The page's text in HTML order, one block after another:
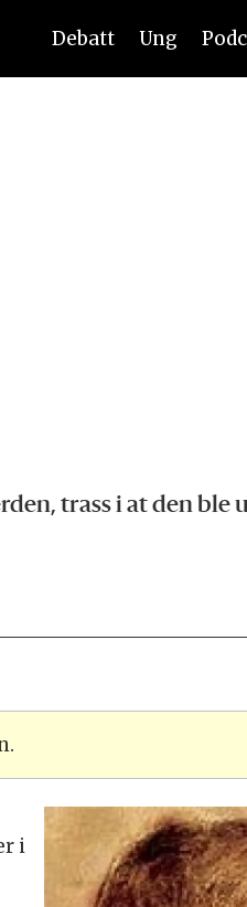
Debatt Ung
trass i at den ble
i